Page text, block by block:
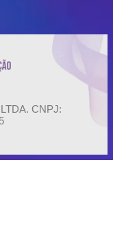
CNPJ: